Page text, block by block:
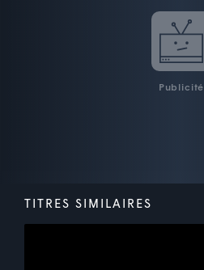
Publicité
TITRES SIMILAIRES